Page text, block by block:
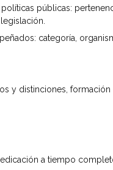
públicas:
categoría,
y distinciones,
a tiempo